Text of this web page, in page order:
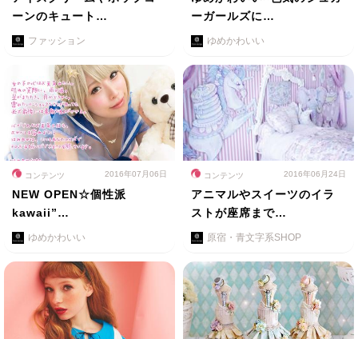
ーンのキュート…
ファッション
ーガールズに…
ゆめかわいい
コンテンツ 2016年07月06日
NEW OPEN☆個性派
kawaii”…
ゆめかわいい
コンテンツ 2016年06月24日
アニマルやスイーツのイラ
ストが座席まで…
原宿・青文字系SHOP